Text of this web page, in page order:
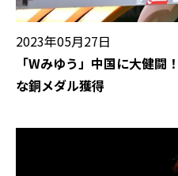
2023年05月27日
「Wみゆう」中国に大健
な銅メダル獲得